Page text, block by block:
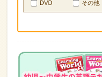
DVD
その他